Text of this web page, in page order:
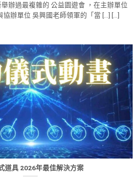
辦過最複雜的 公益園遊會 ，在主辦單位
辦單位 吳興國老師領軍的「當 [...] [...]
道具 2026年最佳解決方案